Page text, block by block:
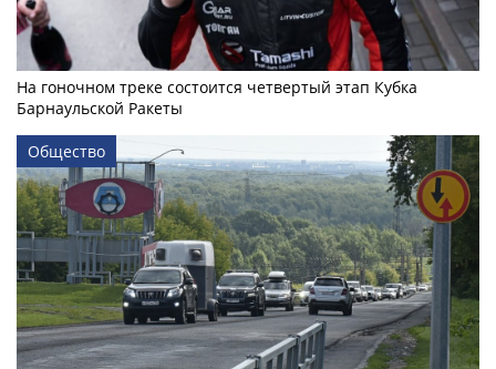
На гоночном треке состоится четвертый этап Кубка
Барнаульской Ракеты
Общество